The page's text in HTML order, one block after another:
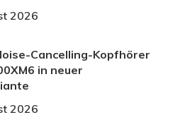
2026
Cancelling-Kopfhörer
in neuer
2026